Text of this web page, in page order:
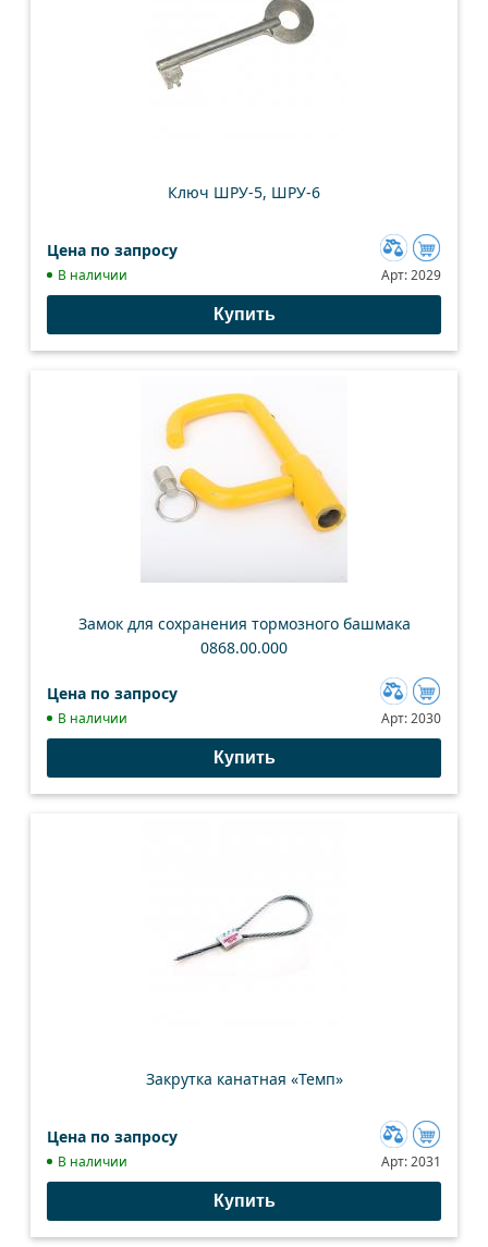
Ключ ШРУ-5, ШРУ-6
Цена по запросу
Добавить
к
В наличии Арт:2029
Купить
Замок для сохранения тормозного башмака
0868.00.000
Цена по запросу
Добавить
к
В наличии Арт:2030
Купить
Закрутка канатная «Темп»
Цена по запросу
Добавить
к
В наличии Арт:2031
Купить